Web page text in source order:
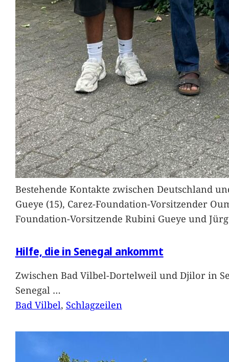
Bestehende Kontakte zwischen Deutschland
Gueye (15), Carez-Foundation-Vorsitzender
Foundation-Vorsitzende Rubini Gueye und
Hilfe, die in Senegal ankommt
Zwischen Bad Vilbel-Dortelweil und Djilor in
Senegal …
Bad Vilbel, Schlagzeilen